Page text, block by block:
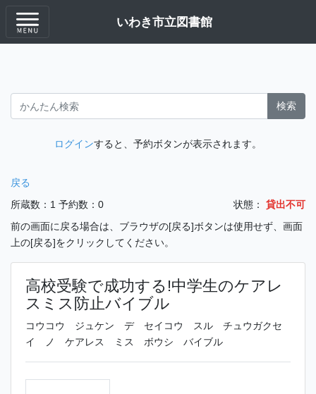
いわき市立図書館
検索
ログインすると、予約ボタンが表示されます。
戻る
所蔵数：1 予約数：0 状態：
貸出不可
前の画面に戻る場合は、ブラウザの[戻る]ボタンは使用せず、画面
上の[戻る]をクリックしてください。
高校受験で成功する!中学生のケアレ
スミス防止バイブル
コウコウ ジュケン デ セイコウ スル チュウガクセ
イ ノ ケアレス ミス ボウシ バイブル